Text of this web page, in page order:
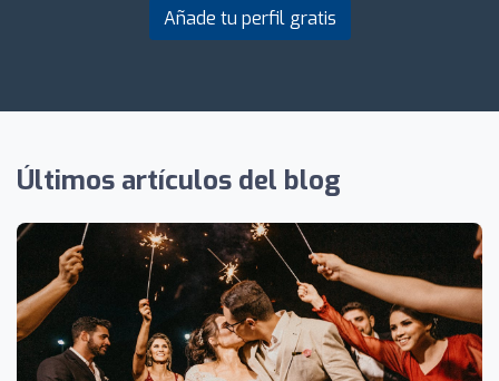
Añade tu perfil gratis
Últimos artículos del blog